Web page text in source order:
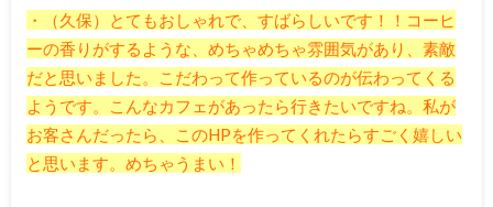
・（久保）とてもおしゃれで、すばらしいです！！コーヒ
ーの香りがするような、めちゃめちゃ雰囲気があり、素敵
だと思いました。こだわって作っているのが伝わってくる
ようです。こんなカフェがあったら行きたいですね。私が
お客さんだったら、このHPを作ってくれたらすごく嬉しい
と思います。めちゃうまい！